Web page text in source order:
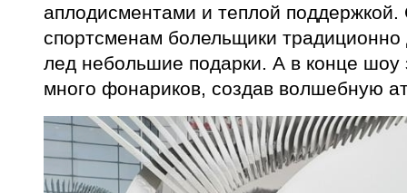
аплодисментами и теплой
спортсменам болельщики
лед небольшие подарки. А в конце шоу
много фонариков, создав волшебную